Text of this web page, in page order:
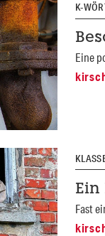
K-
Eine
Ein
Fast